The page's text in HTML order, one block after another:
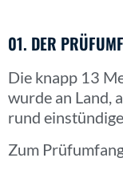
01. DER
Die knapp 13
wurde an Land,
rund
Zum